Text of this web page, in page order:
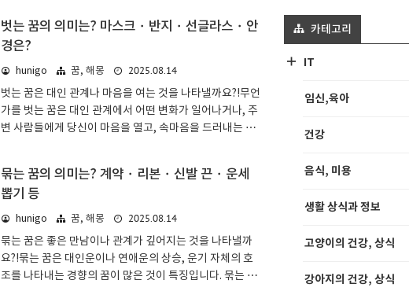
벗는 꿈의 의미는? 마스크・반지・선글라스・안
경은?
hunigo 꿈, 해몽
2025.08.14
벗는 꿈은 대인 관계나 마음을 여는 것을 나타낼까요?!무언
가를 벗는 꿈은 대인 관계에서 어떤 변화가 일어나거나, 주
변 사람들에게 당신이 마음을 열고, 속마음을 드러내는 경
니다.벗는 꿈: 기본적인 의미 & 심리 상태꿈 해몽에서 벗는
것은 마음을 열거나 대인 관계에서 어떤 변화가 있음을 나
타냅니다. 얼굴을 가려 표정을 숨기는 것, 또는 본래의 자신
으로 드러내는 것이겠지요.속마음으로 사람과 사귀는 것은
두려운 부분도 있습니다. 그러나 본래의 자신을 억누르는
것은 스트레스의 원인이 될 수도 있습니다. 속마음으로 사
묶는 꿈의 의미는? 계약・리본・신발 끈・운세
뽑기 등
hunigo 꿈, 해몽
2025.08.14
묶는 꿈은 좋은 만남이나 관계가 깊어지는 것을 나타낼까
요?!묶는 꿈은 대인운이나 연애운의 상승, 운기 자체의 호
조를 나타내는 경향의 꿈이 많은 것이 특징입니다. 묶는 것
카테고리
IT
임신,육아
건강
음식, 미용
생활 상식과 정보
고양이의 건강, 상식
강아지의 건강, 상식